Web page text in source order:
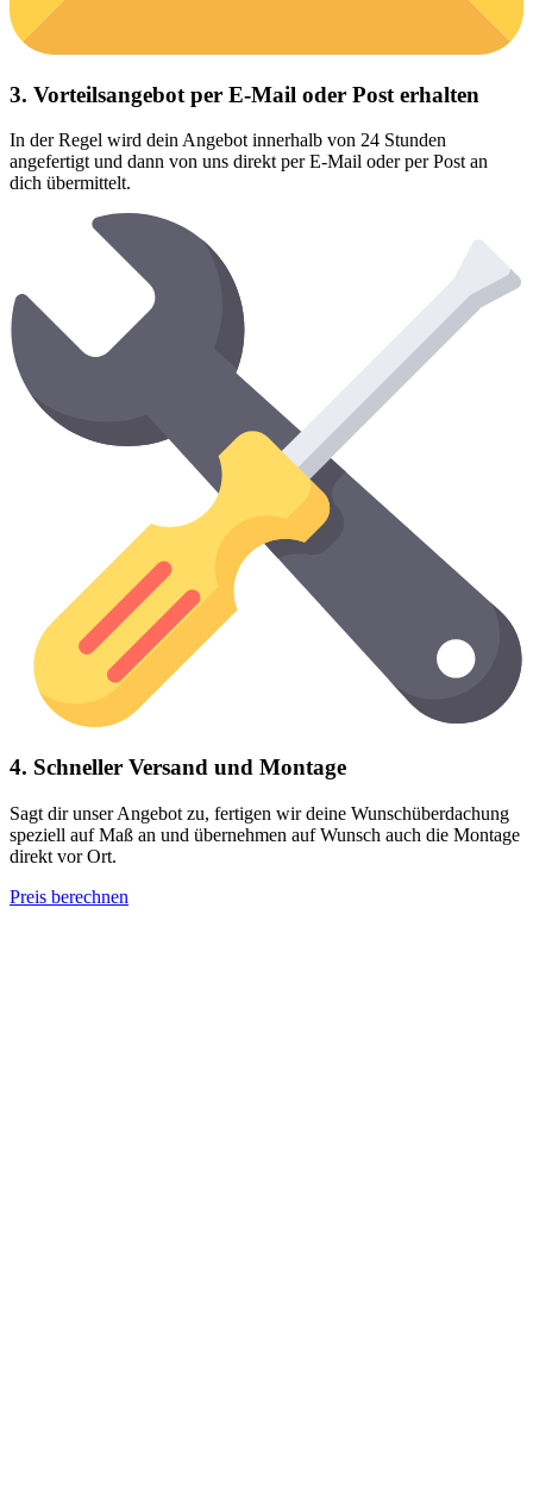
3. Vorteilsangebot per E-Mail oder Post erhalten
In der Regel wird dein Angebot innerhalb von 24 Stunden
angefertigt und dann von uns direkt per E-Mail oder per Post an
dich übermittelt.
4. Schneller Versand und Montage
Sagt dir unser Angebot zu, fertigen wir deine Wunschüberdachung
speziell auf Maß an und übernehmen auf Wunsch auch die Montage
direkt vor Ort.
Preis berechnen